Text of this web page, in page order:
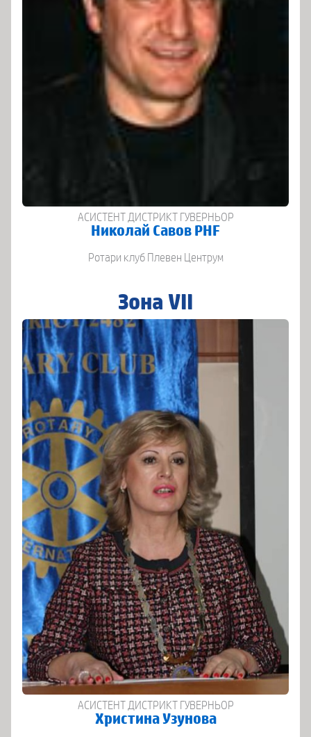
АСИСТЕНТ ДИСТРИКТ ГУВЕРНЬОР
Николай Савов PHF
Ротари клуб Плевен Центрум
Зона VII
АСИСТЕНТ ДИСТРИКТ ГУВЕРНЬОР
Христина Узунова